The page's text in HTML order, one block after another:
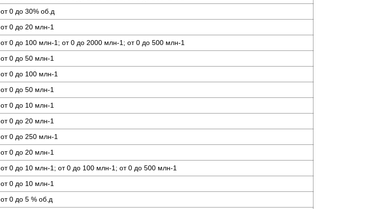
от 0 до 30% об.д
от 0 до 20 млн-1
от 0 до 100 млн-1; от 0 до 2000 млн-1; от 0 до 500 млн-1
от 0 до 50 млн-1
от 0 до 100 млн-1
от 0 до 50 млн-1
от 0 до 10 млн-1
от 0 до 20 млн-1
от 0 до 250 млн-1
от 0 до 20 млн-1
от 0 до 10 млн-1; от 0 до 100 млн-1; от 0 до 500 млн-1
от 0 до 10 млн-1
от 0 до 5 % об.д